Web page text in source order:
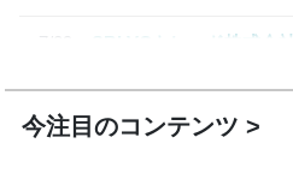
7/29
SBI VCトレード株式会社
今注目のコンテンツ